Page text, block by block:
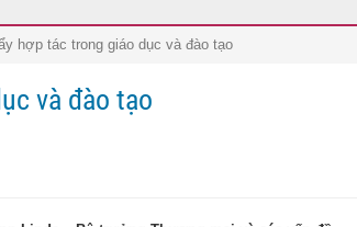
hợp tác trong giáo dục và đào tạo
và đào tạo